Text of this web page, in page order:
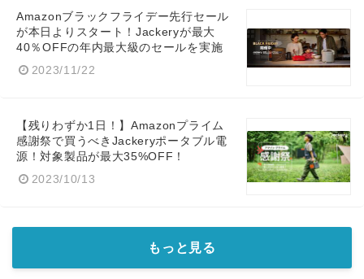
Amazonブラックフライデー先行セール
が本日よりスタート！Jackeryが最大
40％OFFの年内最大級のセールを実施
2023/11/22
【残りわずか1日！】Amazonプライム
感謝祭で買うべきJackeryポータブル電
源！対象製品が最大35%OFF！
2023/10/13
もっと見る